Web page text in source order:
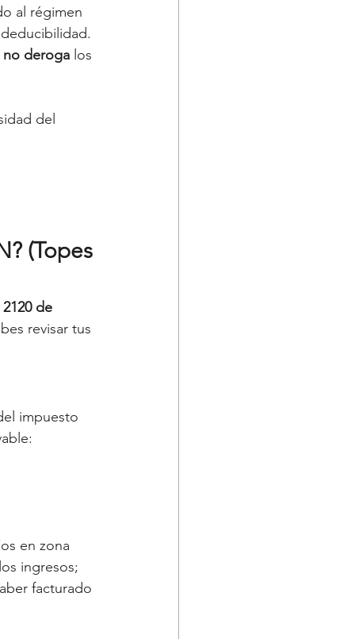
al régimen
no deroga los
del
(Topes
de
revisar tus
impuesto
en zona
ingresos;
facturado